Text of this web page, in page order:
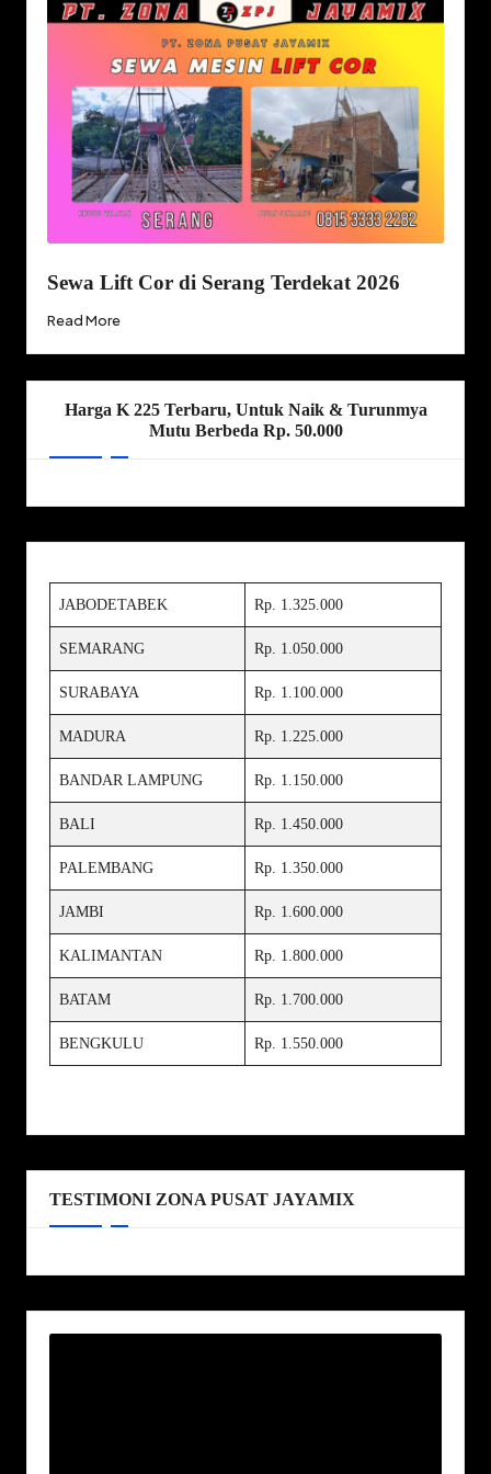
Sewa Lift Cor di Serang Terdekat 2026
Read More
Harga K 225 Terbaru, Untuk Naik & Turunmya
Mutu Berbeda Rp. 50.000
JABODETABEK Rp. 1.325.000
SEMARANG Rp. 1.050.000
SURABAYA Rp. 1.100.000
MADURA Rp. 1.225.000
BANDAR LAMPUNG Rp. 1.150.000
BALI Rp. 1.450.000
PALEMBANG Rp. 1.350.000
JAMBI Rp. 1.600.000
KALIMANTAN Rp. 1.800.000
BATAM Rp. 1.700.000
BENGKULU Rp. 1.550.000
TESTIMONI ZONA PUSAT JAYAMIX